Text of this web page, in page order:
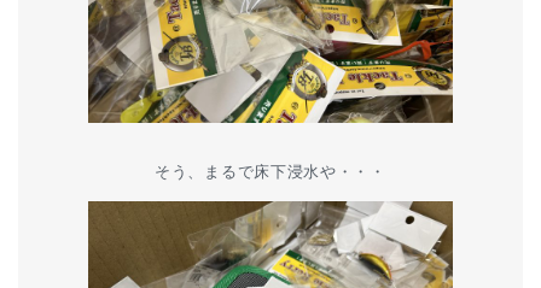
そう、まるで床下浸水や・・・